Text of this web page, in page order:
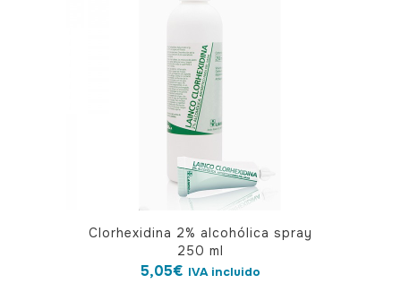
Clorhexidina 2% alcohólica spray
250 ml
5,05€ IVA incluido